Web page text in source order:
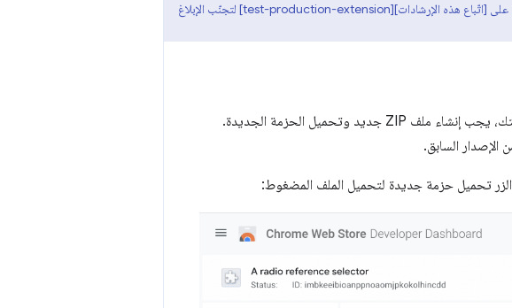
يتيح "سوق Chrome الإلكتروني" نشر الإصدارات التجريبية والإنتاج. احرص على [اتّباع هذه الإرشادات][test-production-extension] لتجنّب الإبلاغ
إذا كنت بصدد تغيير أي رمز أو البيان أو مواد العرض الأخرى المتوفرة مع إضافتك، يجب إنشاء ملف ZIP جديد وتحميل الحزمة الجديدة.
السابق.
تحميل حزمة جديدة لتحميل الملف المضغوط: